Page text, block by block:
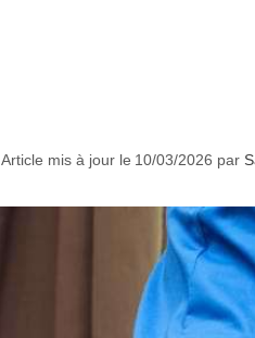
Article mis à jour le 10/03/2026 par